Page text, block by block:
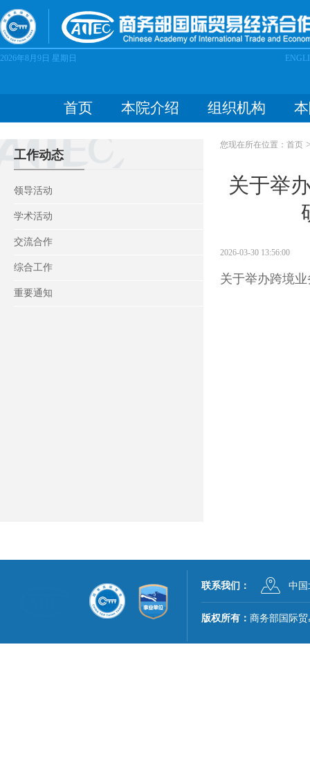
2026年8月9日 星期日
首页 本院介绍 组织机构
工作动态
领导活动
学术活动
交流合作
综合工作
重要通知
您现在所在位置： 首页
关于举
2026-03-30 13:56:00
关于举办跨境
联系我们： 中国
版权所有： 商务部国际